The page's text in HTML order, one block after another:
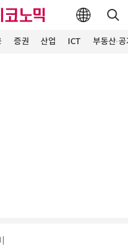
증권 산업 ICT 부동산·